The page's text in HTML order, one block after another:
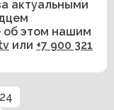
актуальными
об этом нашим
или +7 900 321